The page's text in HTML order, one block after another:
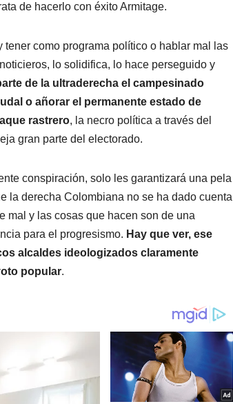
de hacerlo con éxito Armitage.
como programa político o hablar mal las
lo solidifica, lo hace perseguido y
de la ultraderecha el campesinado
o añorar el permanente estado de
rastrero, la necro política a través del
gran parte del electorado.
conspiración, solo les garantizará una pela
la derecha Colombiana no se ha dado cuenta
mal y las cosas que hacen son de una
para el progresismo. Hay que ver, ese
alcaldes ideologizados claramente
popular.